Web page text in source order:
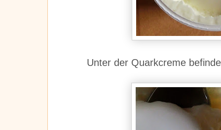
Unter der Quarkcreme